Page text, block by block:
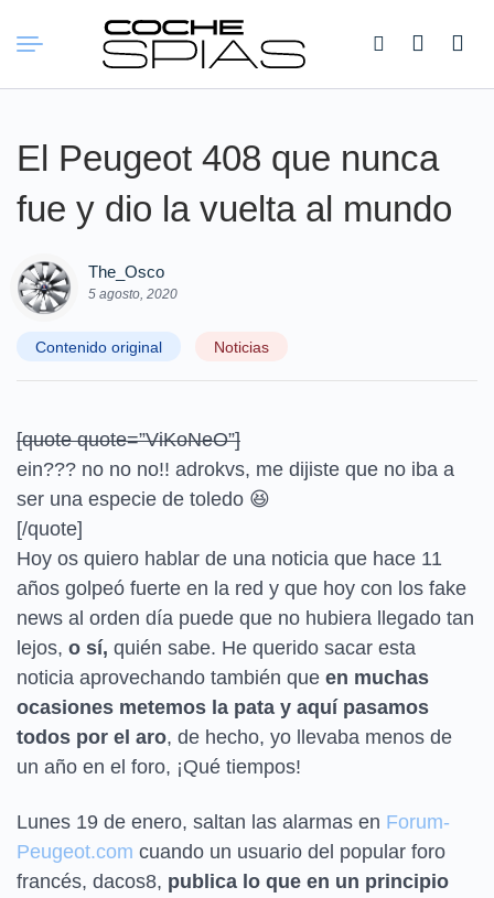
Buscar:
El Peugeot 408 que nunca
fue y dio la vuelta al mundo
The_Osco
5 agosto, 2020
Contenido original Noticias
[quote quote=”ViKoNeO”]
ein??? no no no!! adrokvs, me dijiste que no iba a
ser una especie de toledo 😆
[/quote]
Hoy os quiero hablar de una noticia que hace 11
años golpeó fuerte en la red y que hoy con los fake
news al orden día puede que no hubiera llegado tan
lejos, o sí, quién sabe. He querido sacar esta
noticia aprovechando también que en muchas
ocasiones metemos la pata y aquí pasamos
todos por el aro, de hecho, yo llevaba menos de
un año en el foro, ¡Qué tiempos!
Lunes 19 de enero, saltan las alarmas en Forum-
Peugeot.com cuando un usuario del popular foro
francés, dacos8, publica lo que en un principio